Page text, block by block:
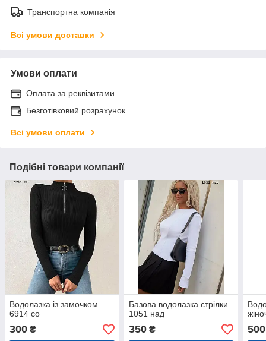
Транспортна компанія
Всі умови доставки
Умови оплати
Оплата за реквізитами
Безготівковий розрахунок
Всі умови оплати
Подібні товари компанії
Водолазка із замочком
6914 со
300 ₴
Базова водолазка стрілки
1051 над
350₴ 500